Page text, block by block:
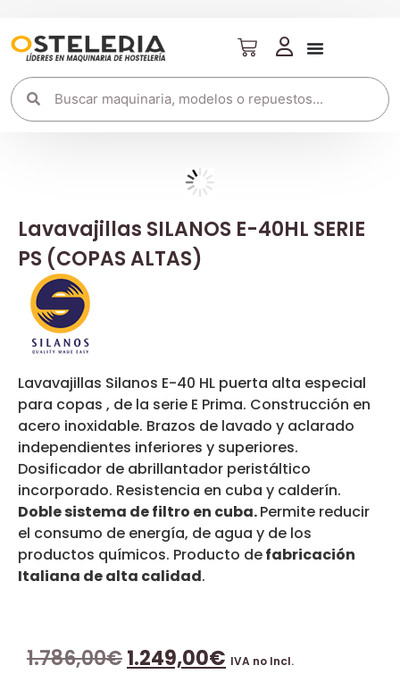
Lavavajillas SILANOS E-40HL SERIE
PS (COPAS ALTAS)
Lavavajillas Silanos E-40 HL puerta alta especial
para copas , de la serie E Prima. Construcción en
acero inoxidable. Brazos de lavado y aclarado
independientes inferiores y superiores.
Dosificador de abrillantador peristáltico
incorporado. Resistencia en cuba y calderín.
Doble sistema de filtro en cuba.Permite reducir
el consumo de energía, de agua y de los
productos químicos. Producto defabricación
Italiana de alta calidad.
1.786,00€1.249,00€ IVA no Incl.